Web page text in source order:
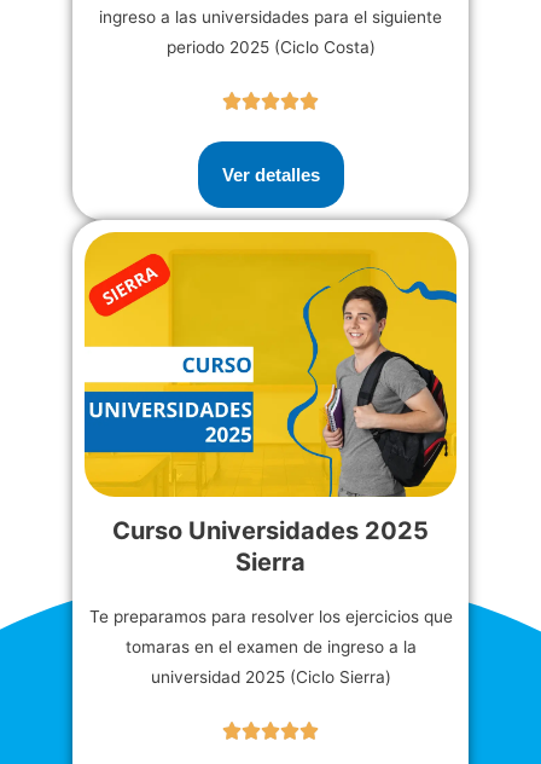
ingreso a las universidades para el siguiente
periodo 2025 (Ciclo Costa)
Ver detalles
Curso Universidades 2025
Sierra
Te preparamos para resolver los ejercicios que
tomaras en el examen de ingreso a la
universidad 2025 (Ciclo Sierra)